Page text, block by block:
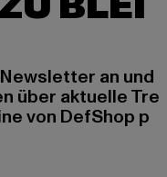
an und
über aktuelle Tre
von DefShop p